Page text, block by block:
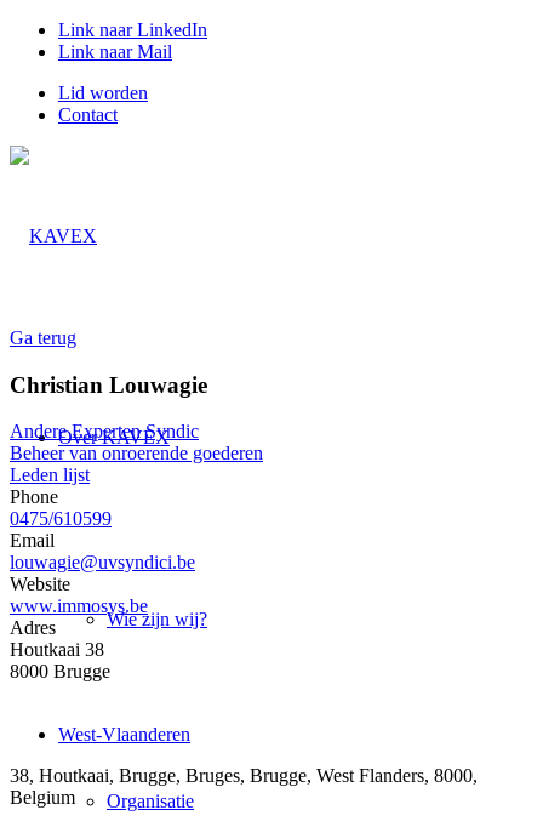
Link naar LinkedIn
Link naar Mail
Lid worden
Contact
Over KAVEX
Wie zijn wij?
Organisatie
Ga terug
Christian Louwagie
Andere Experten Syndic
Beheer van onroerende goederen
Leden lijst
Phone
0475/610599
Email
louwagie@uvsyndici.be
Website
www.immosys.be
Adres
Houtkaai 38
8000 Brugge
West-Vlaanderen
38, Houtkaai, Brugge, Bruges, Brugge, West Flanders, 8000,
Belgium